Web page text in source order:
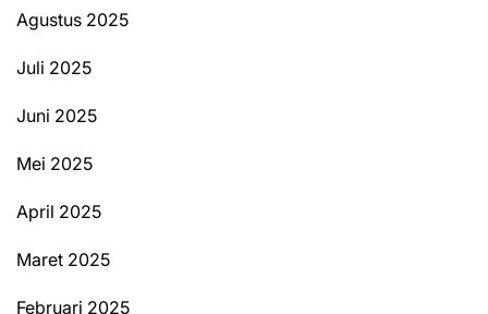
Agustus 2025
Juli 2025
Juni 2025
Mei 2025
April 2025
Maret 2025
Februari 2025